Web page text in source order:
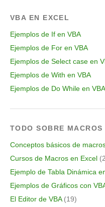
VBA EN EXCEL
Ejemplos de If en VBA
Ejemplos de For en VBA
Ejemplos de Select case en
Ejemplos de With en VBA
Ejemplos de Do While en VBA
TODO SOBRE MACROS
Conceptos básicos de
Cursos de Macros en Excel
Ejemplo de Tabla Dinámica
Ejemplos de Gráficos con
El Editor de VBA(19)